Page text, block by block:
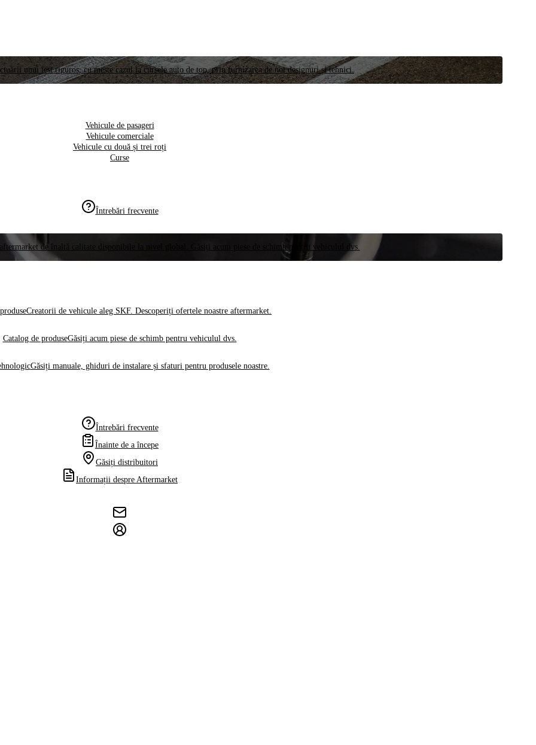
unui test riguros, cu meste cazul la cursele auto de top, prin furnizarea de noi designuri și tehnici.
Vehicule de pasageri
Vehicule comerciale
Vehicule cu două și trei roți
Curse
Întrebări frecvente
de înaltă calitate disponibile la nivel global. Găsiți acum piese de schimb pentru vehiculul dvs.
Creatorii de vehicule aleg SKF. Descoperiți ofertele noastre aftermarket.
Catalog de produseGăsiți acum piese de schimb pentru vehiculul dvs.
Găsiți manuale, ghiduri de instalare și sfaturi pentru produsele noastre.
Întrebări frecvente
Înainte de a începe
Găsiți distribuitori
Informații despre Aftermarket